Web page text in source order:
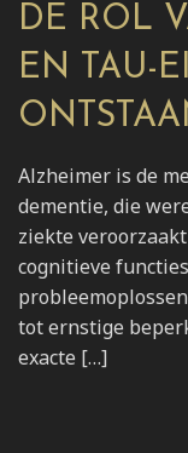
DE ROL
EN TAU-
Alzheimer is de
dementie, die
ziekte
cognitieve
tot ernstige
exacte […]